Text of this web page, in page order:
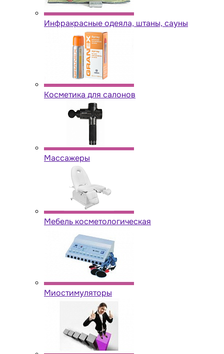
Инфракрасные одеяла, штаны, сауны
Косметика для салонов
Массажеры
Мебель косметологическая
Миостимуляторы